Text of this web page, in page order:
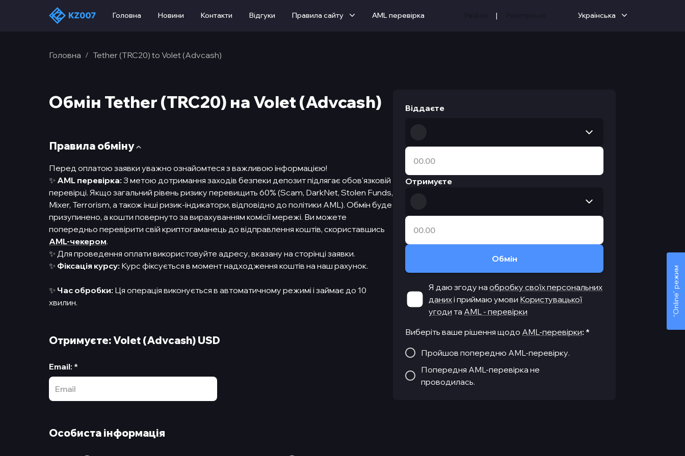
Головна Новини Контакти Вiдгуки Правила сайту AML перевірка | Українська
Головна / Tether (TRC20) to Volet (Advcash)
Обмін Tether (TRC20) на Volet (Advcash)
Правила обмiну
Перед оплатою заявки уважно ознайомтеся з важливою інформацією!
✨ AML перевірка: З метою дотримання заходів безпеки депозит підлягає обов'язковій
перевірці. Якщо загальний рівень ризику перевищить 60% (Scam, DarkNet, Stolen Funds,
Mixer, Terrorism, а також інші ризик-індикатори, відповідно до політики AML). Обмін буде
призупинено, а кошти повернуто за вирахуванням комісії мережі. Ви можете
попередньо перевірити свій криптогаманець до відправлення коштів, скориставшись
AML-чекером.
✨ Для проведення оплати використовуйте адресу, вказану на сторінці заявки.
✨ Фіксація курсу: Курс фіксується в момент надходження коштів на наш рахунок.
✨ Час обробки: Ця операція виконується в автоматичному режимі і займає до 10
хвилин.
Отримуєте: Volet (Advcash) USD
Email: *
Особиста інформація
Віддаєте
Отримуєте
Обмiн
Я даю згоду наобробку своїх персональних
данихі приймаю умови Користувацької
угоди та AML - перевірки
Виберіть ваше рішення щодо AML-перевірки: *
Пройшов попередню AML-перевірку.
Попередня AML-перевірка не
проводилась.
“Online” режим